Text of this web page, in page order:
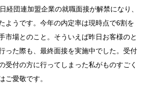
経団連加盟企業の就職面接が解禁になり、
ようです。今年の内定率は現時点で6割を
市場とのこと。そういえば昨日お客様のと
った際も、最終面接を実施中でした。受付
受付の方に行ってしまった私がものすごく
ご愛敬です。